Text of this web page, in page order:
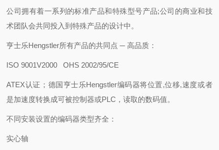
公司拥有着一系列的标准产品和特殊型号产品;公司的商业和技
术团队会共同投入到特殊产品的设计中。
亨士乐Hengstler所有产品的共同点 ─ 高品质：
ISO 9001V2000 OHS 2002/95/CE
ATEX认证；德国亨士乐Hengstler编码器将位置,位移,速度或者
是加速度转换成可被控制器或PLC，读取的数码值。
不同安装设置的编码器类型齐全：
实心轴